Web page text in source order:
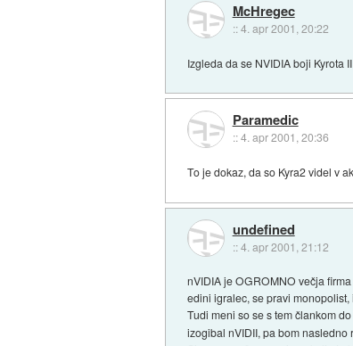
McHregec
::4. apr 2001, 20:22
Izgleda da se NVIDIA boji Kyrota
Paramedic
::4. apr 2001, 20:36
To je dokaz, da so Kyra2 videl v
undefined
::4. apr 2001, 21:12
nVIDIA je OGROMNO večja
edini igralec, se pravi
Tudi meni so se s tem člankom
izogibal nVIDII, pa bom